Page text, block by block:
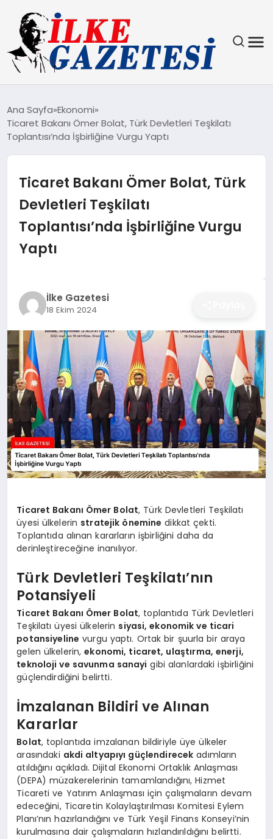
TEKNOLOJI
MAGAZIN
EKONOMI
DÜNYA
EĞITIM
Ana Sayfa Ekonomi
Ticaret Bakanı Ömer Bolat, Türk Devletleri Teşkilatı
Toplantısı’nda İşbirliğine Vurgu Yaptı
Ticaret Bakanı Ömer Bolat, Türk
Devletleri Teşkilatı
Toplantısı’nda İşbirliğine Vurgu
Yaptı
İlke Gazetesi
18 Ekim 2024
Ticaret Bakanı Ömer Bolat, Türk Devletleri Teşkilatı
üyesi ülkelerin stratejik önemine dikkat çekti.
Toplantıda alınan kararların işbirliğini daha da
derinleştireceğine inanılıyor.
Türk Devletleri Teşkilatı’nın
Potansiyeli
Ticaret Bakanı Ömer Bolat, toplantıda Türk Devletleri
Teşkilatı üyesi ülkelerin siyasi, ekonomik ve ticari
potansiyeline vurgu yaptı. Ortak bir şuurla bir araya
gelen ülkelerin,ekonomi, ticaret, ulaştırma, enerji,
teknoloji ve savunma sanayi gibi alanlardaki işbirliğini
güçlendirdiğini belirtti.
İmzalanan Bildiri ve Alınan
Kararlar
Bolat, toplantıda imzalanan bildiriyle üye ülkeler
arasındaki akdi altyapıyı güçlendirecek adımların
atıldığını açıkladı. Dijital Ekonomi Ortaklık Anlaşması
(DEPA) müzakerelerinin tamamlandığını, Hizmet
Ticareti ve Yatırım Anlaşması için çalışmaların devam
edeceğini, Ticaretin Kolaylaştırılması Komitesi Eylem
Planı’nın hazırlandığını ve Türk Yeşil Finans Konseyi’nin
kurulmasına dair çalışmaların hızlandırıldığını belirtti.